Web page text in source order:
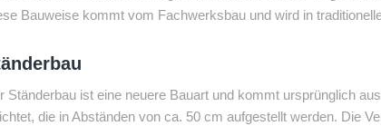
Bauweise kommt vom Fachwerksbau und wird in
Ständerbau ist eine neuere Bauart und kommt ursprünglich
die in Abständen von ca. 50 cm aufgestellt werden. Die